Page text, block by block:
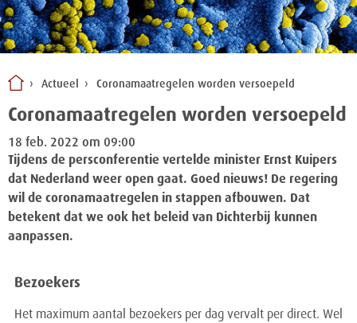
Actueel Coronamaatregelen worden versoepeld
Coronamaatregelen worden versoepeld
18 feb. 2022 om 09:00
Tijdens de persconferentie vertelde minister Ernst Kuipers
dat Nederland weer open gaat. Goed nieuws! De regering
wil de coronamaatregelen in stappen afbouwen. Dat
betekent dat we ook het beleid van Dichterbij kunnen
aanpassen.
Bezoekers
Het maximum aantal bezoekers per dag vervalt per direct. Wel
Wonen bij Dichterbij
Vrije dagbestedingsplekken